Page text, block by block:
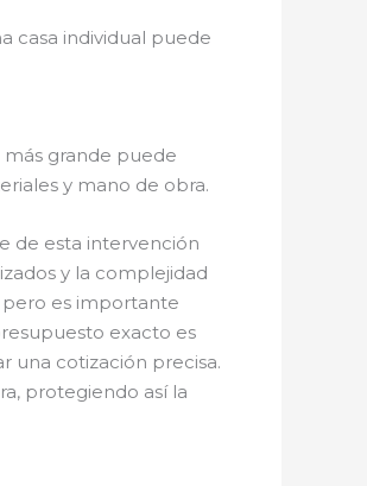
casa individual puede
más grande puede
y mano de obra.
de esta intervención
y la complejidad
pero es importante
exacto es
una cotización precisa.
protegiendo así la